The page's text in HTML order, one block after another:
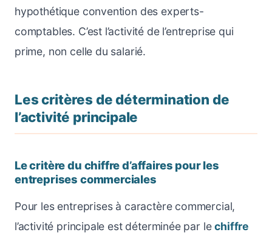
hypothétique convention des experts-
comptables. C’est l’activité de l’entreprise qui
prime, non celle du salarié.
Les critères de détermination de
l’activité principale
Le critère du chiffre d’affaires pour les
entreprises commerciales
Pour les entreprises à caractère commercial,
l’activité principale est déterminée par lechiffre